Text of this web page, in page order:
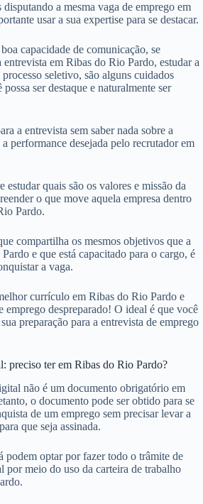
a mesma vaga de emprego em
usar a sua expertise para se destacar.
capacidade de comunicação, se
em Ribas do Rio Pardo, estudar a
seletivo, são alguns cuidados
ser destaque e naturalmente ser
a entrevista sem saber nada sobre a
performance desejada pelo recrutador em
estudar quais são os valores e missão da
o que move aquela empresa dentro
Pardo.
compartilha os mesmos objetivos que a
e que está capacitado para o cargo, é
a vaga.
currículo em Ribas do Rio Pardo e
emprego despreparado! O ideal é que você
preparação para a entrevista de emprego
preciso ter em Ribas do Rio Pardo?
não é um documento obrigatório em
o documento pode ser obtido para se
de um emprego sem precisar levar a
que seja assinada.
podem optar por fazer todo o trâmite de
por meio do uso da carteira de trabalho